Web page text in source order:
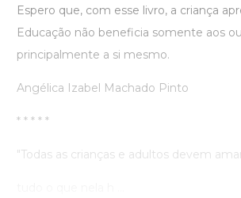
Espero que, com esse livro, a criança
Educação não beneficia somente aos
principalmente a si mesmo.
Angélica Izabel Machado Pinto
* * * * *
"Todas as crianças e adultos devem